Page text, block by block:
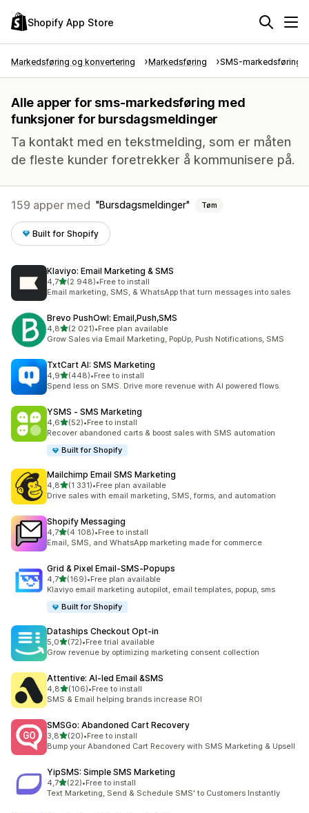
Shopify App Store
Markedsføring og konvertering Markedsføring SMS-markedsføring
Alle apper for sms-markedsføring med
funksjoner for bursdagsmeldinger
Ta kontakt med en tekstmelding, som er måten
de fleste kunder foretrekker å kommunisere på.
159 apper med Bursdagsmeldinger Tøm
Built for Shopify
Klaviyo: Email Marketing & SMS
4,7av 5 stjerner
(2 948)
Totalt 2948 omtaler
•Free to install
Email marketing, SMS, & WhatsApp that turn messages into sales
Brevo PushOwl: Email,Push,SMS
4,8av 5 stjerner
(2 021)
Totalt 2021 omtaler
•Free plan available
Grow Sales via Email Marketing, PopUp, Push Notifications, SMS
TxtCart AI: SMS Marketing
4,9av 5 stjerner
(448)
Totalt 448 omtaler
•Free to install
Spend less on SMS. Drive more revenue with AI powered flows.
YSMS ‑ SMS Marketing
4,6av 5 stjerner
(52)
Totalt 52 omtaler
•Free to install
Recover abandoned carts & boost sales with SMS automation
Built for Shopify
Mailchimp Email SMS Marketing
4,8av 5 stjerner
(1 331)
Totalt 1331 omtaler
•Free plan available
Drive sales with email marketing, SMS, forms, and automation
Shopify Messaging
4,7av 5 stjerner
(4 108)
Totalt 4108 omtaler
•Free to install
Email, SMS, and WhatsApp marketing made for commerce
Grid & Pixel Email‑SMS‑Popups
4,7av 5 stjerner
(169)
Totalt 169 omtaler
•Free plan available
Klaviyo email marketing autopilot, email templates, popup, sms
Built for Shopify
Dataships Checkout Opt‑in
5,0av 5 stjerner
(72)
Totalt 72 omtaler
•Free trial available
Grow revenue by optimizing marketing consent collection
Attentive: AI‑led Email &SMS
4,8av 5 stjerner
(106)
Totalt 106 omtaler
•Free to install
SMS & Email helping brands increase ROI
SMSGo: Abandoned Cart Recovery
3,8av 5 stjerner
(20)
Totalt 20 omtaler
•Free to install
Bump your Abandoned Cart Recovery with SMS Marketing & Upsell
YipSMS: Simple SMS Marketing
4,7av 5 stjerner
(22)
Totalt 22 omtaler
•Free to install
Text Marketing, Send & Schedule SMS' to Customers Instantly